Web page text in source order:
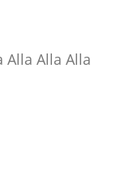
Alla Alla Alla